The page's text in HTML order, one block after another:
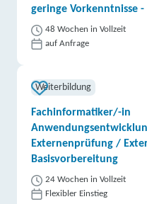
geringe Vorkenntnisse
48 Wochen in Vollzeit
auf Anfrage
Weiterbildung
Fachinformatiker/-in
Externenprüfung /
Basisvorbereitung
24 Wochen in Vollzeit
Flexibler Einstieg